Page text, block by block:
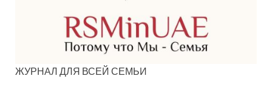
ЖУРНАЛ ДЛЯ ВСЕЙ СЕМЬИ